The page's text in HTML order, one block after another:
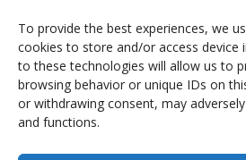
To provide the best experiences, we
cookies to store and/or access device
to these technologies will allow us to
browsing behavior or unique IDs on
or withdrawing consent, may
and functions.
Moc děkujeme za vstřícnost u
moc líbí, materiál je super, děkujeme
prosím vyřiďte všem.
Hezký den Švábová Marcela